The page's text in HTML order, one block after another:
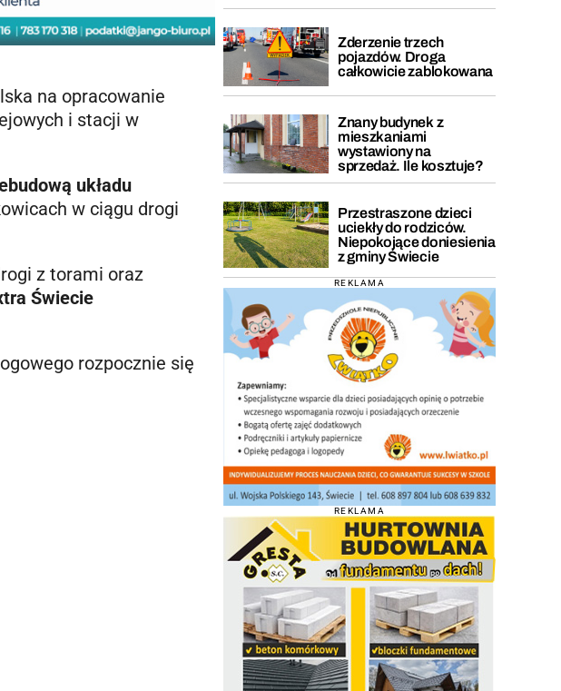
na opracowanie
i stacji w
układu
w ciągu drogi
z torami oraz
Świecie
rozpocznie się
Zderzenie trzech
pojazdów. Droga
całkowicie zablokowana
Znany budynek z
mieszkaniami
wystawiony na
sprzedaż. Ile kosztuje?
Przestraszone dzieci
uciekły do rodziców.
Niepokojące doniesienia
z gminy Świecie
REKLAMA
REKLAMA